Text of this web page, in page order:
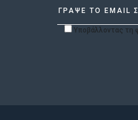
Υποβάλλοντας τη